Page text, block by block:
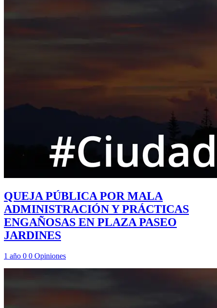
QUEJA PÚBLICA POR MALA
ADMINISTRACIÓN Y PRÁCTICAS
ENGAÑOSAS EN PLAZA PASEO
JARDINES
1 año 0 0 Opiniones